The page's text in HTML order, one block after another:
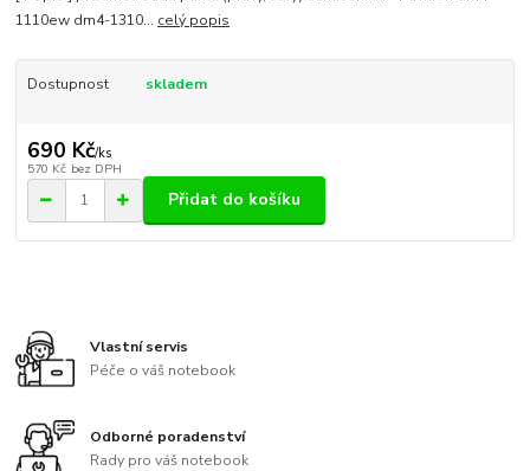
1110ew dm4-1310... celý popis
Dostupnost skladem
690 Kč/ks
570 Kč bez DPH
Přidat do košíku
Vlastní servis
Péče o váš notebook
Odborné poradenství
Rady pro váš notebook